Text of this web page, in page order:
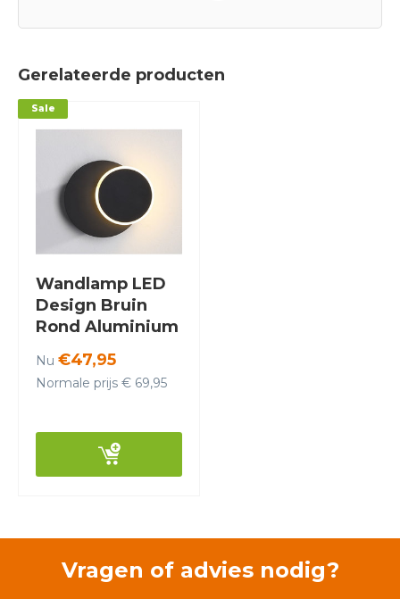
Gerelateerde producten
Wandlamp LED
Design Bruin
Rond Aluminium
Sale
Nu €47,95
Normale prijs € 69,95
Vragen of advies nodig?